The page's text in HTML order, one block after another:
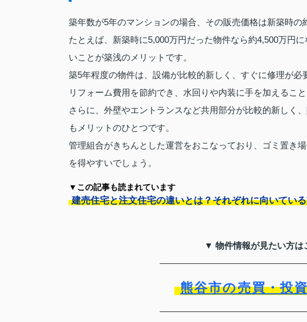
築年数が5年のマンションの場合、その販売価格は新築時の
たとえば、新築時に5,000万円だった物件なら約4,500万円
いことが築浅のメリットです。
築5年程度の物件は、設備が比較的新しく、すぐに修理が必
リフォーム費用を節約でき、水回りや内装に手を加えるこ
さらに、外壁やエントランスなど共用部分が比較的新しく
もメリットのひとつです。
管理組合がきちんとした運営をおこなっており、ゴミ置き
を得やすいでしょう。
▼この記事も読まれています
建売住宅と注文住宅の違いとは？それぞれに向いてい
▼ 物件情報が見たい方
熊谷市の売買・投